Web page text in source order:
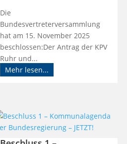
Die
Bundesvertreterversammlung
hat am 15. November 2025
beschlossen:Der Antrag der KPV
Ruhr und...
Mehr lesen...